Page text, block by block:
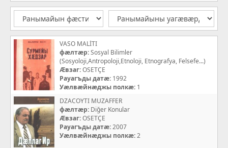
VASO MALİTI
фæлтæр:Sosyal Bilimler
(Sosyoloji,Antropoloji,Etnoloji, Etnografya, Felsefe...)
Æвзаг:OSETÇE
Рауагъды датæ: 1992
Уæлвæйнæджы полкæ: 1
DZACOYTI MUZAFFER
фæлтæр: Diğer Konular
Æвзаг:OSETÇE
Рауагъды датæ:2007
Уæлвæйнæджы полкæ:2